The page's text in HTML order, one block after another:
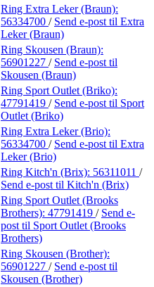
Ring Extra Leker (Braun):
56334700 / Send e-post til Extra
Leker (Braun)
Ring Skousen (Braun):
56901227 / Send e-post til
Skousen (Braun)
Ring Sport Outlet (Briko):
47791419 / Send e-post til Sport
Outlet (Briko)
Ring Extra Leker (Brio):
56334700 / Send e-post til Extra
Leker (Brio)
Ring Kitch'n (Brix): 56311011 /
Send e-post til Kitch'n (Brix)
Ring Sport Outlet (Brooks
Brothers): 47791419 / Send e-
post til Sport Outlet (Brooks
Brothers)
Ring Skousen (Brother):
56901227 / Send e-post til
Skousen (Brother)